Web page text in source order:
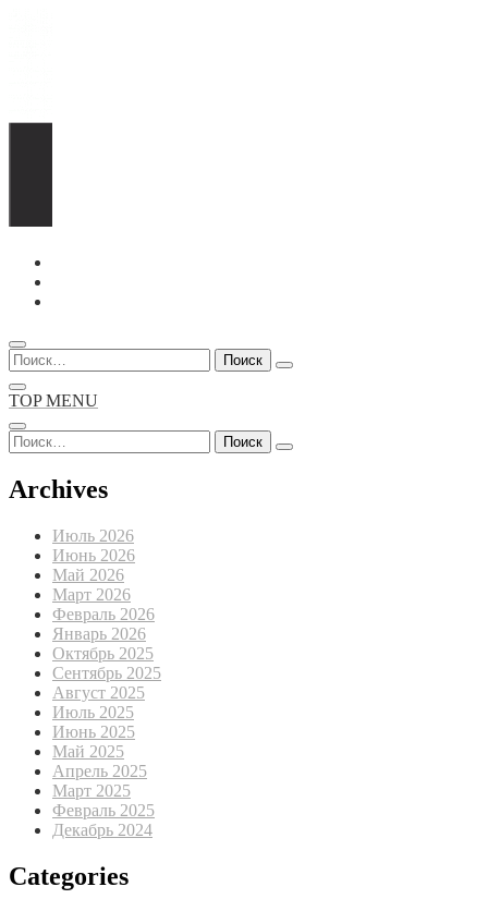
Перейти
содержимому
Найти:
TOP MENU
Найти:
Archives
Июль 2026
Июнь 2026
Май 2026
Март 2026
Февраль 2026
Январь 2026
Октябрь 2025
Сентябрь 2025
Август 2025
Июль 2025
Июнь 2025
Май 2025
Апрель 2025
Март 2025
Февраль 2025
Декабрь 2024
Categories